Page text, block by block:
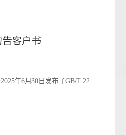
告客户书
年6月30日发布了GB/T 22